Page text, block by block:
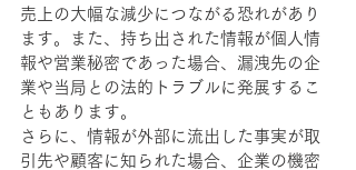
売上の大幅な減少につながる恐れがあり
ます。また、持ち出された情報が個人情
報や営業秘密であった場合、漏洩先の企
業や当局との法的トラブルに発展するこ
ともあります。
さらに、情報が外部に流出した事実が取
引先や顧客に知られた場合、企業の機密